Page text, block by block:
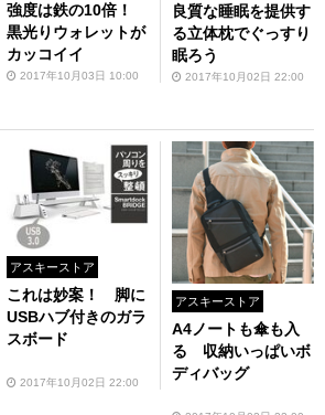
強度は鉄の10倍！
黒光りウォレットが
カッコイイ
2017年10月03日 10:00
良質な睡眠を提供す
る立体枕でぐっすり
眠ろう
2017年10月02日 22:00
アスキーストア
これは妙案！ 脚に
USBハブ付きのガラ
スボード
2017年10月02日 22:00
アスキーストア
A4ノートも傘も入
る 収納いっぱいボ
ディバッグ